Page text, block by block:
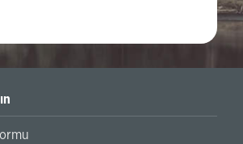
Naxçıvan Muxtar Respublikasında